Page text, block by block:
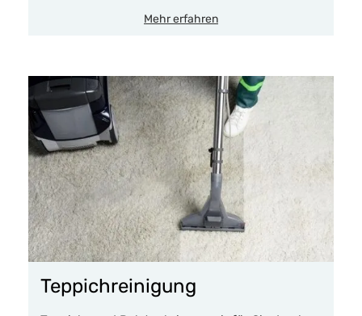
Mehr erfahren
Teppichreinigung